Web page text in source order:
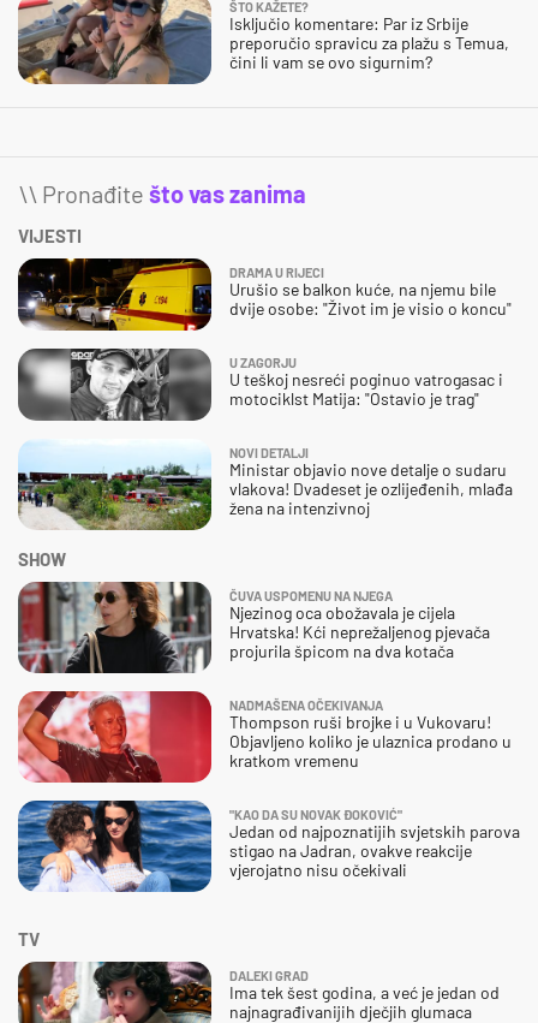
ŠTO KAŽETE?
Isključio komentare: Par iz Srbije
preporučio spravicu za plažu s Temua,
čini li vam se ovo sigurnim?
\\ Pronađite što vas zanima
VIJESTI
DRAMA U RIJECI
Urušio se balkon kuće, na njemu bile
dvije osobe: "Život im je visio o koncu"
U ZAGORJU
U teškoj nesreći poginuo vatrogasac i
motociklst Matija: "Ostavio je trag"
NOVI DETALJI
Ministar objavio nove detalje o sudaru
vlakova! Dvadeset je ozlijeđenih, mlađa
žena na intenzivnoj
SHOW
ČUVA USPOMENU NA NJEGA
Njezinog oca obožavala je cijela
Hrvatska! Kći neprežaljenog pjevača
projurila špicom na dva kotača
NADMAŠENA OČEKIVANJA
Thompson ruši brojke i u Vukovaru!
Objavljeno koliko je ulaznica prodano u
kratkom vremenu
"KAO DA SU NOVAK ĐOKOVIĆ"
Jedan od najpoznatijih svjetskih parova
stigao na Jadran, ovakve reakcije
vjerojatno nisu očekivali
TV
DALEKI GRAD
Ima tek šest godina, a već je jedan od
najnagrađivanijih dječjih glumaca